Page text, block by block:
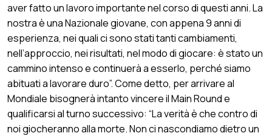
aver fatto un lavoro importante nel corso di questi anni. La
nostra è una Nazionale giovane, con appena 9 anni di
esperienza, nei quali ci sono stati tanti cambiamenti,
nell’approccio, nei risultati, nel modo di giocare: è stato un
cammino intenso e continuerà a esserlo, perché siamo
abituati a lavorare duro”. Come detto, per arrivare al
Mondiale bisognerà intanto vincere il Main Round e
qualificarsi al turno successivo: “La verità è che contro di
noi giocheranno alla morte. Non ci nascondiamo dietro un